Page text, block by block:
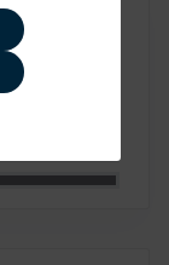
Marine
Grau